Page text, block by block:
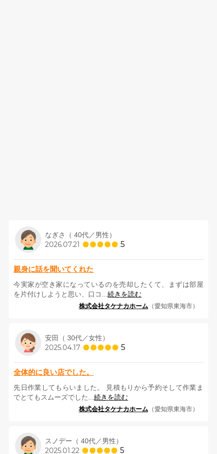
なぎさ（ 40代／男性）
2026.07.21 5
親身に話を聞いてくれた
今実家が空き家になっているのを売却したくて、まずは部屋
を片付けしようと思い、口コ...続きを読む
株式会社タケナカホーム（愛知県東海市）
安田（ 30代／女性）
2025.04.17 5
全体的に良い店でした。
先日作業してもらいました。 見積もりから予約そして作業ま
でとてもスムーズでした...続きを読む
株式会社タケナカホーム（愛知県東海市）
スノデー（ 40代／男性）
2025.01.22 5